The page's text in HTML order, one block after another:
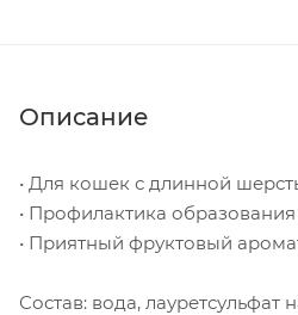
Описание
• Для кошек с длинной
• Профилактика
• Приятный фруктовый
Состав: вода, лауретсульфат